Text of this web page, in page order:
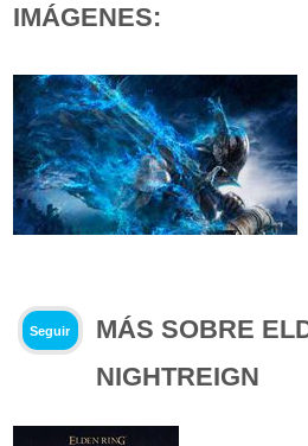
IMÁGENES:
Seguir
MÁS SOBRE
NIGHTREIGN